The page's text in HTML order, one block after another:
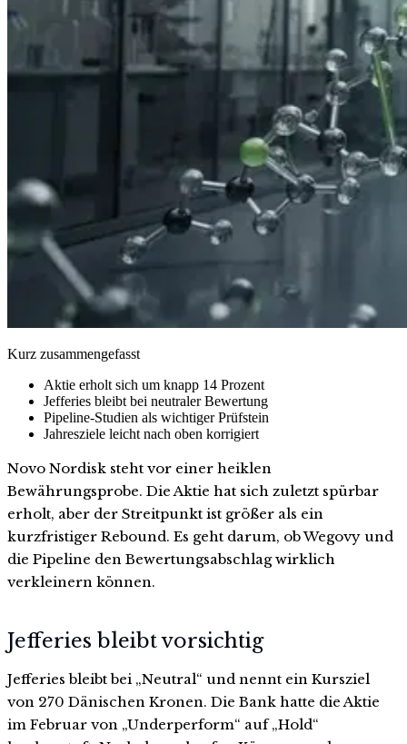
Kurz zusammengefasst
Aktie erholt sich um knapp 14 Prozent
Jefferies bleibt bei neutraler Bewertung
Pipeline-Studien als wichtiger Prüfstein
Jahresziele leicht nach oben korrigiert
Novo Nordisk steht vor einer heiklen
Bewährungsprobe. Die Aktie hat sich zuletzt spürbar
erholt, aber der Streitpunkt ist größer als ein
kurzfristiger Rebound. Es geht darum, ob Wegovy und
die Pipeline den Bewertungsabschlag wirklich
verkleinern können.
Jefferies bleibt vorsichtig
Jefferies bleibt bei „Neutral“ und nennt ein Kursziel
von 270 Dänischen Kronen. Die Bank hatte die Aktie
im Februar von „Underperform“ auf „Hold“